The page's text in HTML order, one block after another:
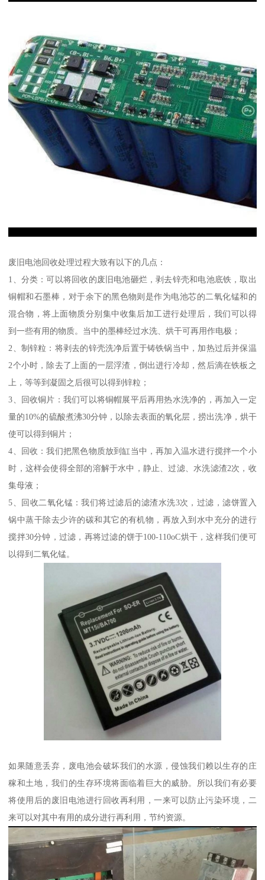
废旧电池回收处理过程大致有以下的几点：
1、分类：可以将回收的废旧电池砸烂，剥去锌壳和电池底铁，取出
铜帽和石墨棒，对于余下的黑色物则是作为电池芯的二氧化锰和的
混合物，将上面物质分别集中收集后加工进行处理后，我们可以得
到一些有用的物质。当中的墨棒经过水洗、烘干可再用作电极；
2、制锌粒：将剥去的锌壳洗净后置于铸铁锅当中，加热过后并保温
2个小时，除去了上面的一层浮渣，倒出进行冷却，然后滴在铁板之
上，等等到凝固之后很可以得到锌粒；
3、回收铜片：我们可以将铜帽展平后再用热水洗净的，再加入一定
量的10%的硫酸煮沸30分钟，以除去表面的氧化层，捞出洗净，烘干
使可以得到铜片；
4、回收：我们把黑色物质放到缸当中，再加入温水进行搅拌一个小
时，这样会使得全部的溶解于水中，静止、过滤、水洗滤渣2次，收
集母液；
5、回收二氧化锰：我们将过滤后的滤渣水洗3次，过滤，滤饼置入
锅中蒸干除去少许的碳和其它的有机物，再放入到水中充分的进行
搅拌30分钟，过滤，再将过滤的饼于100-110oC烘干，这样我们便可
以得到二氧化锰。
如果随意丢弃，废电池会破坏我们的水源，侵蚀我们赖以生存的庄
稼和土地，我们的生存环境将面临着巨大的威胁。所以我们有必要
将使用后的废旧电池进行回收再利用，一来可以防止污染环境，二
来可以对其中有用的成分进行再利用，节约资源。